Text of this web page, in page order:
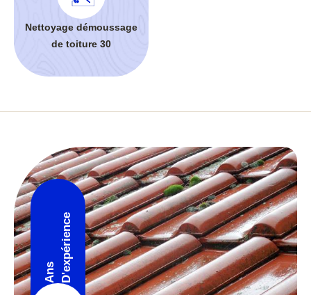
Nettoyage démoussage
de toiture 30
Ans D'expérience